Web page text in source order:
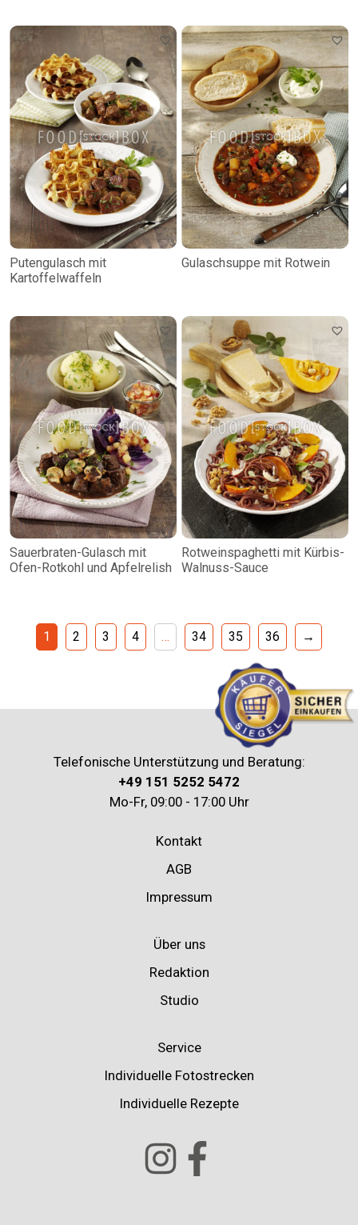
Putengulasch mit
Kartoffelwaffeln
Gulaschsuppe mit Rotwein
Sauerbraten-Gulasch mit
Ofen-Rotkohl und Apfelrelish
Rotweinspaghetti mit Kürbis-
Walnuss-Sauce
1 2 3 4 … 34 35 36 →
Telefonische Unterstützung und Beratung:
+49 151 5252 5472
Mo-Fr, 09:00 - 17:00 Uhr
Kontakt
AGB
Impressum
Über uns
Redaktion
Studio
Service
Individuelle Fotostrecken
Individuelle Rezepte